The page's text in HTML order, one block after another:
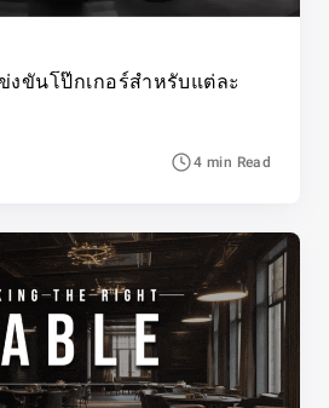
ขันโป๊กเกอร์สำหรับแต่ละ
4 min Read